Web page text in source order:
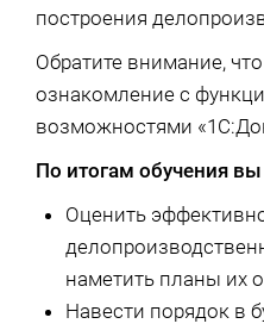
построения
Обратите внимание,
ознакомление с
возможностями
По итогам обучения
Оценить
наметить планы их
Навести порядок в